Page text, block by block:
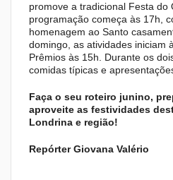
promove a tradicional Festa do
programação começa às 17h,
homenagem ao Santo
domingo, as atividades iniciam
Prêmios às 15h. Durante os
comidas típicas e
Faça o seu roteiro junino,
aproveite as festividades
Londrina e região!
Repórter Giovana Valério